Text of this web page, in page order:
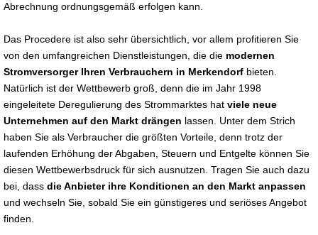
Abrechnung ordnungsgemäß erfolgen kann.
Das Procedere ist also sehr übersichtlich, vor allem profitieren Sie
von den umfangreichen Dienstleistungen, die die modernen
Stromversorger Ihren Verbrauchern in Merkendorf bieten.
Natürlich ist der Wettbewerb groß, denn die im Jahr 1998
eingeleitete Deregulierung des Strommarktes hat viele neue
Unternehmen auf den Markt drängen lassen. Unter dem Strich
haben Sie als Verbraucher die größten Vorteile, denn trotz der
laufenden Erhöhung der Abgaben, Steuern und Entgelte können Sie
diesen Wettbewerbsdruck für sich ausnutzen. Tragen Sie auch dazu
bei, dass die Anbieter ihre Konditionen an den Markt anpassen
und wechseln Sie, sobald Sie ein günstigeres und seriöses Angebot
finden.